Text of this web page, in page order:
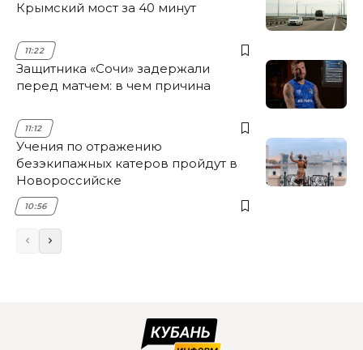
Крымский мост за 40 минут
11:22
Защитника «Сочи» задержали
перед матчем: в чем причина
11:12
Учения по отражению
безэкипажных катеров пройдут в
Новороссийске
10:56